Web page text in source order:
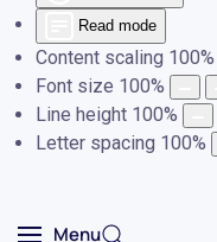
Read mode
Content scaling 100%
Font size 100%
Line height 100%
Letter spacing 100%
Menu